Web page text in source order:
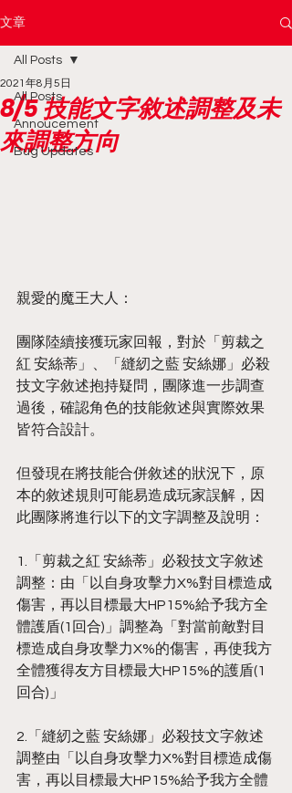
文章
All Posts
Annoucement
Bug Updates
All Posts
8/5 技能文字敘述調整及未
來調整方向
2021年8月5日
親愛的魔王大人：
團隊陸續接獲玩家回報，對於「剪裁之
紅 安絲蒂」、「縫紉之藍 安絲娜」必殺
技文字敘述抱持疑問，團隊進一步調查
過後，確認角色的技能敘述與實際效果
皆符合設計。
但發現在將技能合併敘述的狀況下，原
本的敘述規則可能易造成玩家誤解，因
此團隊將進行以下的文字調整及說明：
1.「剪裁之紅 安絲蒂」必殺技文字敘述
調整：由「以自身攻擊力X%對目標造成
傷害，再以目標最大HP15%給予我方全
體護盾(1回合)」調整為「對當前敵對目
標造成自身攻擊力X%的傷害，再使我方
全體獲得友方目標最大HP15%的護盾(1
回合)」
2.「縫紉之藍 安絲娜」必殺技文字敘述
調整由「以自身攻擊力X%對目標造成傷
害，再以目標最大HP15%給予我方全體